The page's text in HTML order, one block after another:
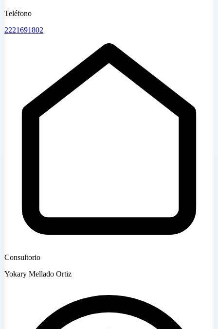
Teléfono
2221691802
Consultorio
Yokary Mellado Ortiz